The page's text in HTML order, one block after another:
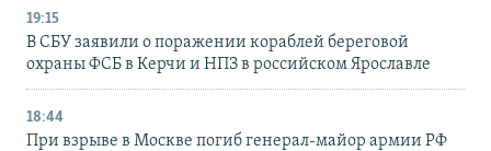
19:15
В СБУ заявили о поражении кораблей береговой
охраны ФСБ в Керчи и НПЗ в российском Ярославле
18:44
При взрыве в Москве погиб генерал-майор армии РФ